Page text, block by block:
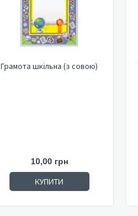
Грамота шкільна (з совою)
10,00 грн
КУПИТИ